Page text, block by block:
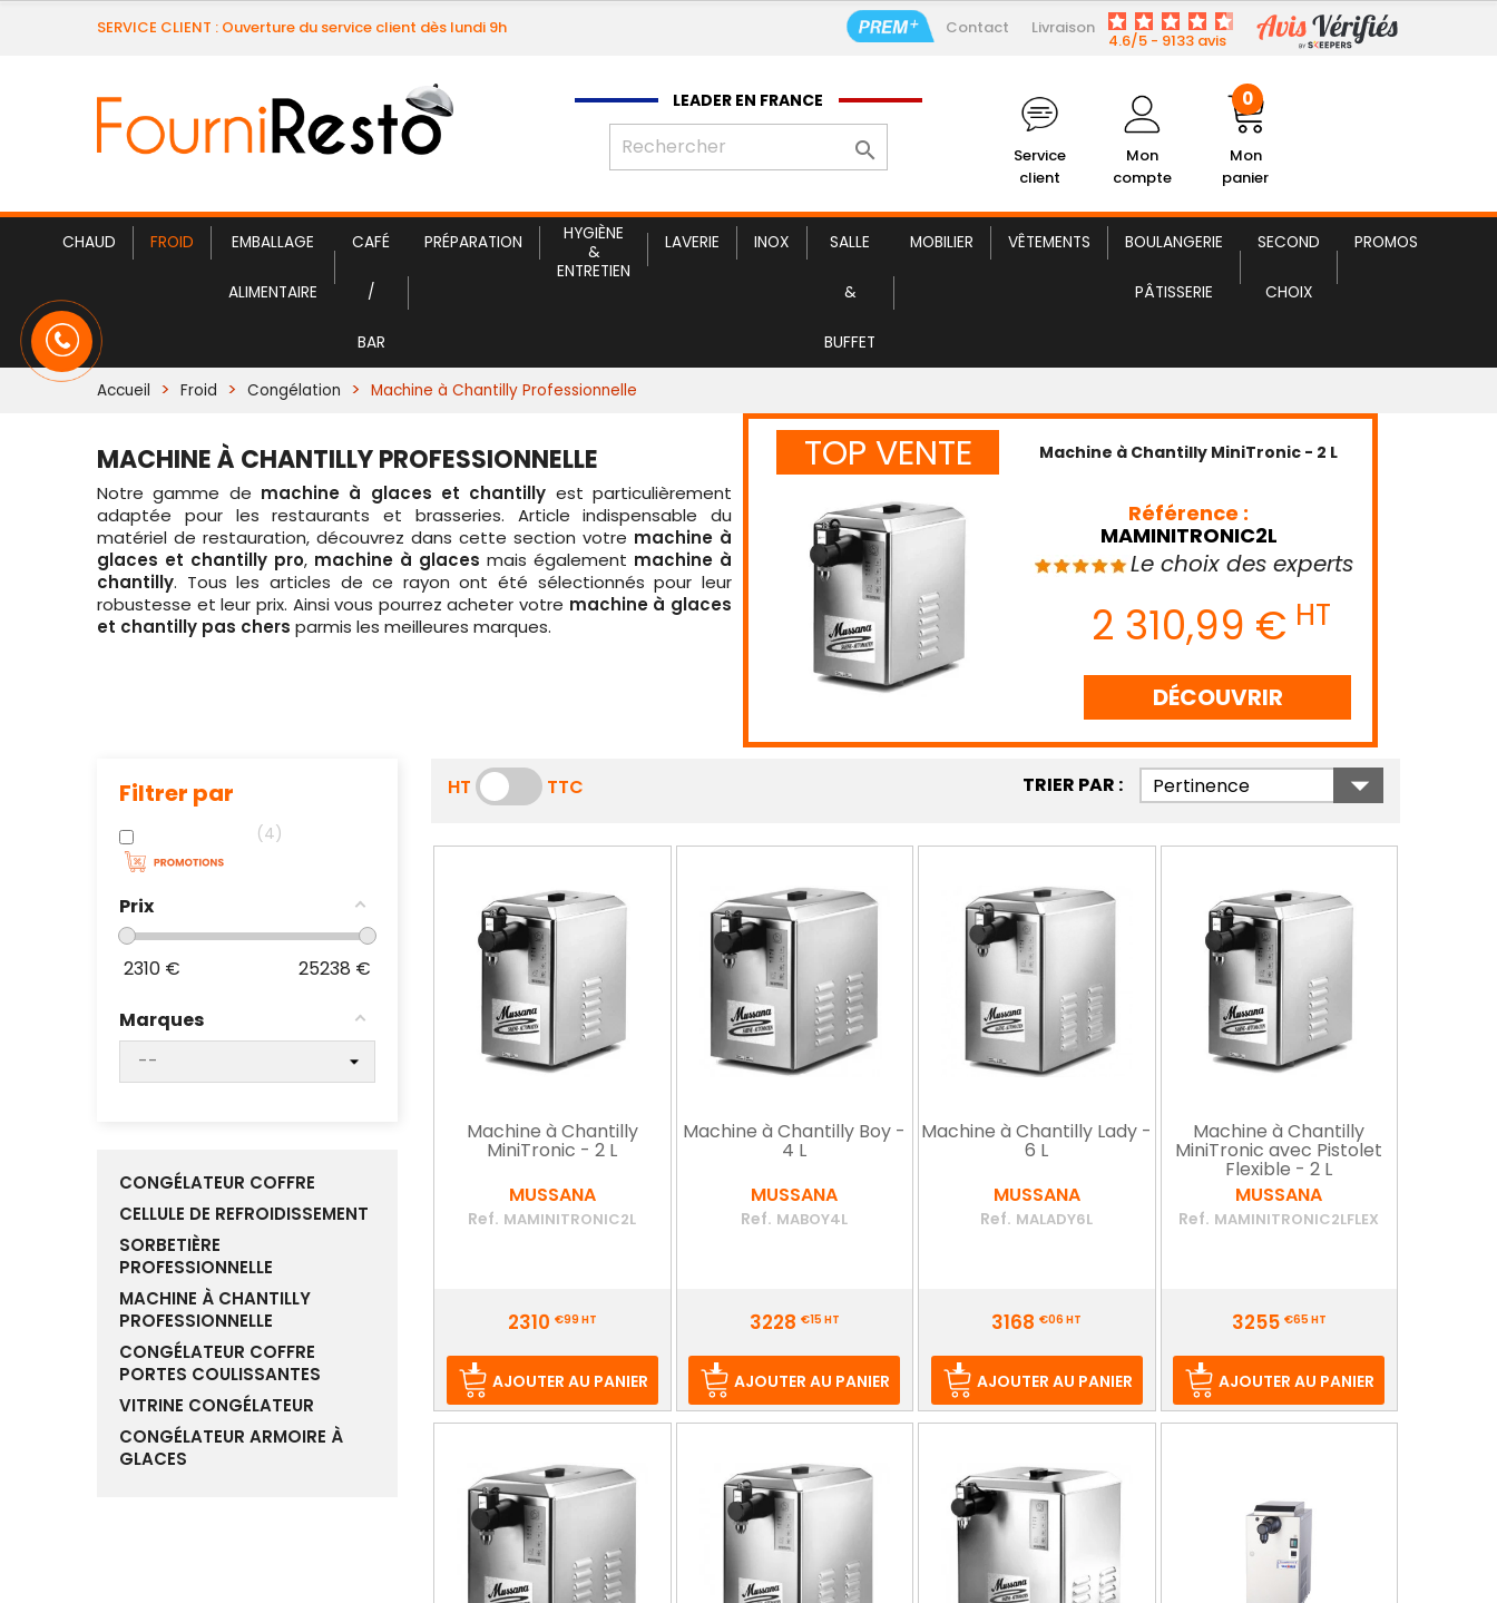
SERVICE CLIENT : Ouverture du service client dès lundi 9h Contact Livraison
4.6/5 - 9133 avis
LEADER EN FRANCE

Service
client
Mon
compte
Mon
panier
0
CHAUD FROID EMBALLAGE
ALIMENTAIRE
CAFÉ
/
BAR
PRÉPARATION
HYGIÈNE
&
ENTRETIEN
LAVERIE INOX SALLE
&
BUFFET
MOBILIER VÊTEMENTS BOULANGERIE
PÂTISSERIE
SECOND
CHOIX
PROMOS
Mon Compte Mon panier
0
Accueil Froid Congélation Machine à Chantilly Professionnelle
MACHINE À CHANTILLY PROFESSIONNELLE
Notre gamme de machine à glaces et chantilly est particulièrement
adaptée pour les restaurants et brasseries. Article indispensable du
matériel de restauration, découvrez dans cette section votre machine à
glaces et chantilly pro, machine à glaces mais également machine à
chantilly. Tous les articles de ce rayon ont été sélectionnés pour leur
robustesse et leur prix. Ainsi vous pourrez acheter votre machine à glaces
et chantilly pas chers parmis les meilleures marques.
TOP VENTE Machine à Chantilly MiniTronic - 2 L
Référence :
MAMINITRONIC2L
Le choix des experts
2 310,99 € HT
DÉCOUVRIR
Filtrer par
4
Prix
2310 € 25238 €
Marques
CONGÉLATEUR COFFRE
CELLULE DE REFROIDISSEMENT
SORBETIÈRE
PROFESSIONNELLE
MACHINE À CHANTILLY
PROFESSIONNELLE
CONGÉLATEUR COFFRE
PORTES COULISSANTES
VITRINE CONGÉLATEUR
CONGÉLATEUR ARMOIRE À
GLACES
HT TTC TRIER PAR : Pertinence 
Machine à Chantilly
MiniTronic - 2 L
MUSSANA
Ref. MAMINITRONIC2L
2310 €99 HT
AJOUTER AU PANIER
Machine à Chantilly Boy -
4 L
MUSSANA
Ref. MABOY4L
3228 €15 HT
AJOUTER AU PANIER
Machine à Chantilly Lady -
6 L
MUSSANA
Ref. MALADY6L
3168€06 HT
AJOUTER AU PANIER
Machine à Chantilly
MiniTronic avec Pistolet
Flexible - 2 L
MUSSANA
Ref. MAMINITRONIC2LFLEX
3255 €65 HT
AJOUTER AU PANIER